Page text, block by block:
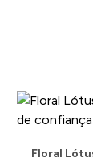
Floral